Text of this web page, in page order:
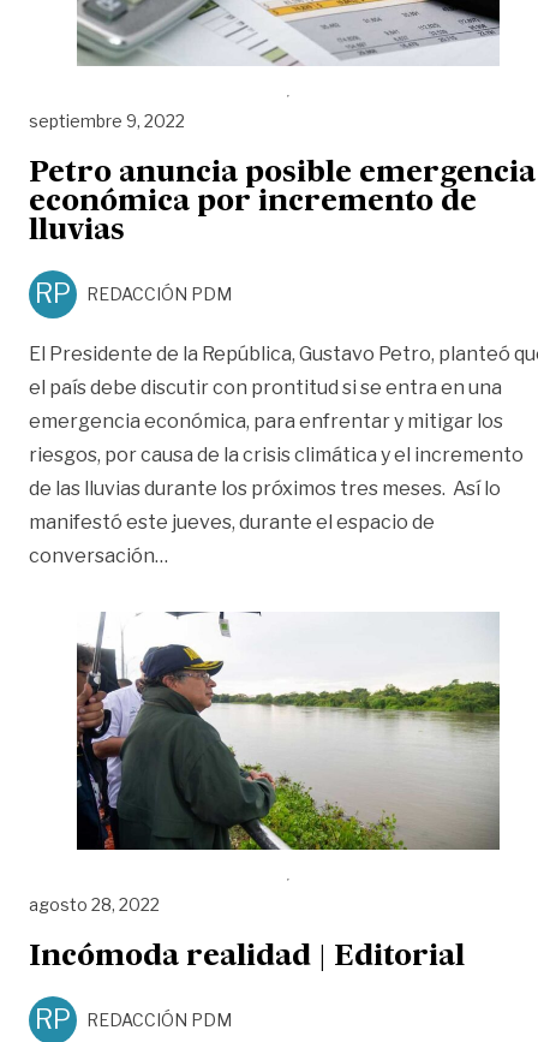
septiembre 9, 2022
Petro anuncia posible emergencia
económica por incremento de
lluvias
RP REDACCIÓN PDM
El Presidente de la República, Gustavo Petro, planteó
el país debe discutir con prontitud si se entra en una
emergencia económica, para enfrentar y mitigar los
riesgos, por causa de la crisis climática y el incremento
de las lluvias durante los próximos tres meses. Así lo
manifestó este jueves, durante el espacio de
conversación…
agosto 28, 2022
Incómoda realidad | Editorial
RP REDACCIÓN PDM